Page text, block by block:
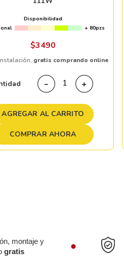
Disponibilidad
+ 80pzs
$3490
gratis comprando online
＋
－
AGREGAR AL CARRITO
COMPRAR AHORA
montaje y
gratis